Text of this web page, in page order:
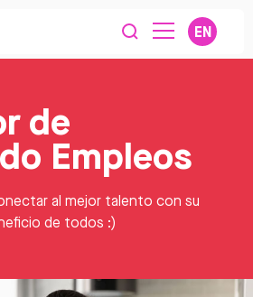
EN
de
Empleos
al mejor talento con su
de todos :)